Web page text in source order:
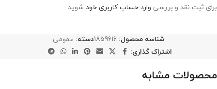
برای ثبت نقد و بررسی وارد حساب کاربری خود شوید.
شناسه محصول: 1859616دسته: عمومی
اشتراک گذاری:
محصولات مشابه